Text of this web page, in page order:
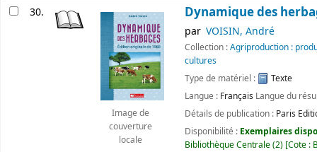
30.
Image de
couverture
locale
Dynamique des
par VOISIN, André
Collection :Agriproduction :
cultures
Type de matériel :
Texte
Langue : Français Langue du
Détails de publication : Paris
Disponibilité : Exemplaires
Bibliothèque Centrale(2) Cote :